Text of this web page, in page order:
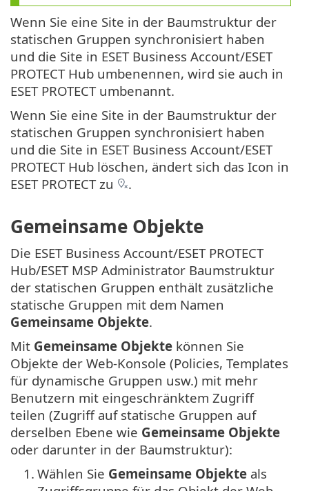
Wenn Sie eine Site in der Baumstruktur der
statischen Gruppen synchronisiert haben
und die Site in ESET Business Account/ESET
PROTECT Hub umbenennen, wird sie auch in
ESET PROTECT umbenannt.
Wenn Sie eine Site in der Baumstruktur der
statischen Gruppen synchronisiert haben
und die Site in ESET Business Account/ESET
PROTECT Hub löschen, ändert sich das Icon in
ESET PROTECT zu
.
Gemeinsame Objekte
Die ESET Business Account/ESET PROTECT
Hub/ESET MSP Administrator Baumstruktur
der statischen Gruppen enthält zusätzliche
statische Gruppen mit dem Namen
Gemeinsame Objekte.
Mit Gemeinsame Objekte können Sie
Objekte der Web-Konsole (Policies, Templates
für dynamische Gruppen usw.) mit mehr
Benutzern mit eingeschränktem Zugriff
teilen (Zugriff auf statische Gruppen auf
derselben Ebene wie Gemeinsame Objekte
oder darunter in der Baumstruktur):
1. Wählen Sie Gemeinsame Objekte als